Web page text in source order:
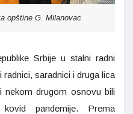
opštine G. Milanovac
Srbije u stalni radni
saradnici i druga lica
drugom osnovu bili
pandemije. Prema